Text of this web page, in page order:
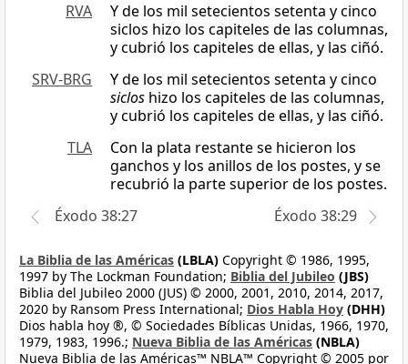
RVA
Y de los mil setecientos setenta y cinco
siclos hizo los capiteles de las columnas,
y cubrió los capiteles de ellas, y las ciñó.
SRV-BRG
Y de los mil setecientos setenta y cinco
siclos hizo los capiteles de las columnas,
y cubrió los capiteles de ellas, y las ciñó.
TLA
Con la plata restante se hicieron los
ganchos y los anillos de los postes, y se
recubrió la parte superior de los postes.
Éxodo 38:27
Éxodo 38:29
La Biblia de las Américas (LBLA) Copyright © 1986, 1995,
1997 by The Lockman Foundation; Biblia del Jubileo (JBS)
Biblia del Jubileo 2000 (JUS) © 2000, 2001, 2010, 2014, 2017,
2020 by Ransom Press International; Dios Habla Hoy (DHH)
Dios habla hoy ®, © Sociedades Bíblicas Unidas, 1966, 1970,
1979, 1983, 1996.; Nueva Biblia de las Américas (NBLA)
Nueva Biblia de las Américas™ NBLA™ Copyright © 2005 por